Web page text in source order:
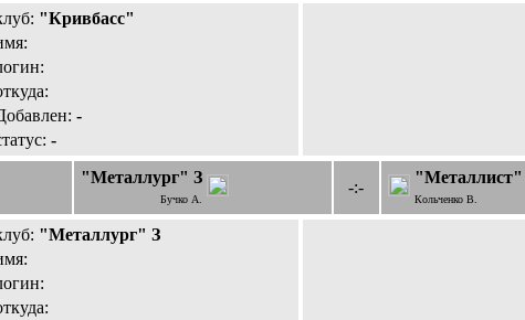
"Кривбасс"
-
-
"Металлург" З
Бучко А.
-:-
"Металлист"
Кольченко В.
"Металлург" З